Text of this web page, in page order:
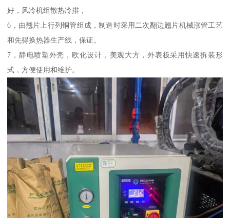
好，风冷机组散热冷排，
6，由翘片上行列铜管组成，制造时采用二次翻边翘片机械涨管工艺
和先得换热器生产线，保证。
7，静电喷塑外壳，欧化设计，美观大方，外表板采用快速拆装形
式，方便使用和维护。